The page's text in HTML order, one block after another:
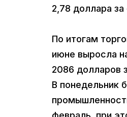
2,78 доллара
По итогам
июне выросла
2086 долларов
В понедельник